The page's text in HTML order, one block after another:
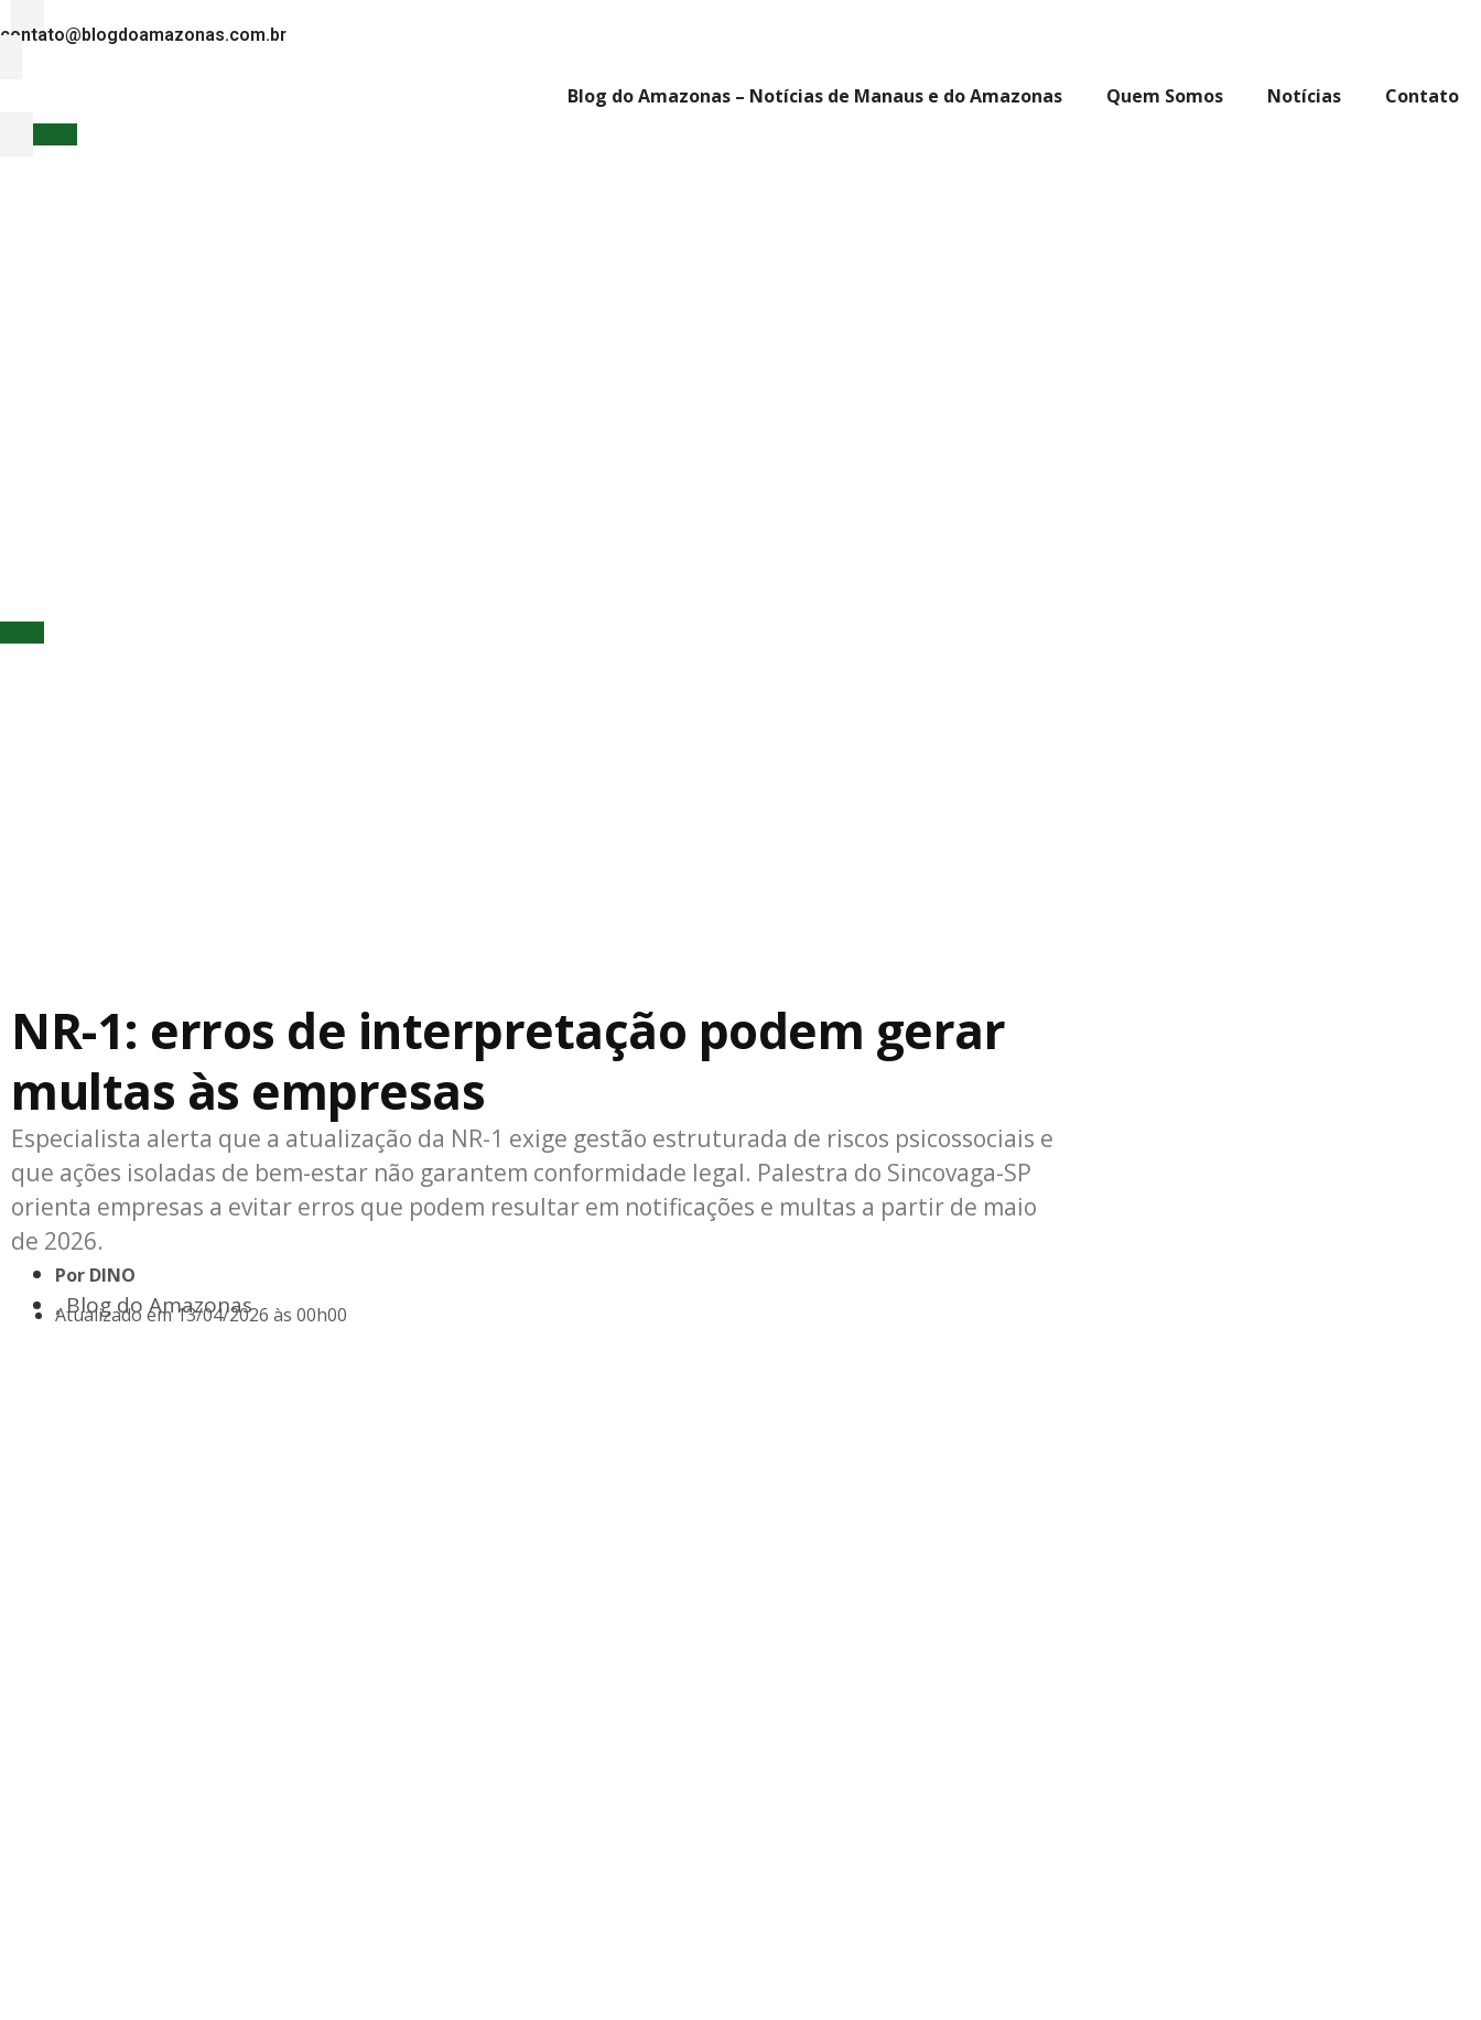
contato@blogdoamazonas.com.br
Blog do Amazonas – Notícias de Manaus e do Amazonas Quem Somos Notícias Contato
NR-1: erros de interpretação podem gerar
multas às empresas
Especialista alerta que a atualização da NR-1 exige gestão estruturada de riscos psicossociais e
que ações isoladas de bem-estar não garantem conformidade legal. Palestra do Sincovaga-SP
orienta empresas a evitar erros que podem resultar em notificações e multas a partir de maio
de 2026.
Por DINO
, Blog do Amazonas
Atualizado em 13/04/2026 às 00h00